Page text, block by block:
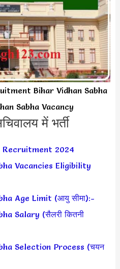
Bihar Vidhan Sabha
Sabha Vacancy
में भर्ती
Recruitment 2024
Vacancies Eligibility
Age Limit (आयु सीमा):-
Salary (सैलरी कितनी
Selection Process (चयन